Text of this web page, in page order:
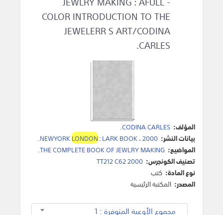
COLOR INTRODUCTION TO THE
JEWELERR S ART/CODINA
CARLES.
المؤلف: CODINA CARLES
.
بيانات النشر:
NEWYORKLONDON:LARK BOOK،2000
.
المواضيع: THE COMPLETE BOOK OF JEWLRY MAKING
.
تصنيف الكونجرس: TT212 C62 2000
نوع المادة: كتب
المصدر: المكتبة الرئيسية
مجموع الأوعية المتوفرة : 1